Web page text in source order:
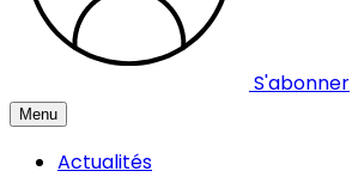
S'abonner
Menu
Actualités